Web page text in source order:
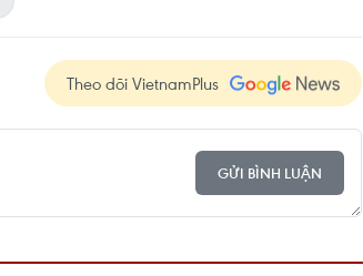
Theo dõi VietnamPlus
GỬI BÌNH LUẬN